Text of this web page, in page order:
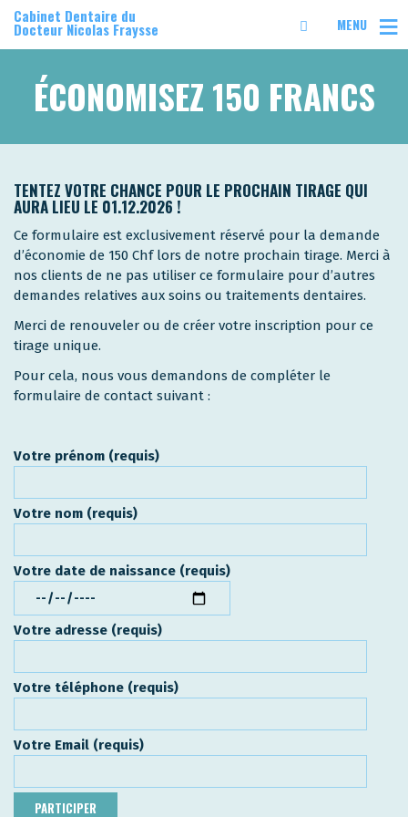
Cabinet Dentaire du
Docteur Nicolas Fraysse MENU
ÉCONOMISEZ 150 FRANCS
TENTEZ VOTRE CHANCE POUR LE PROCHAIN TIRAGE QUI
AURA LIEU LE 01.12.2026 !
Ce formulaire est exclusivement réservé pour la demande
d’économie de 150 Chf lors de notre prochain tirage. Merci à
nos clients de ne pas utiliser ce formulaire pour d’autres
demandes relatives aux soins ou traitements dentaires.
Merci de renouveler ou de créer votre inscription pour ce
tirage unique.
Pour cela, nous vous demandons de compléter le
formulaire de contact suivant :
Votre prénom (requis)
Votre nom (requis)
Votre date de naissance (requis)
Votre adresse (requis)
Votre téléphone (requis)
Votre Email (requis)